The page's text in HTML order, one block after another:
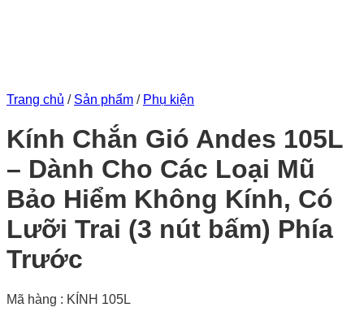
Trang chủ / Sản phẩm / Phụ kiện
Kính Chắn Gió Andes 105L
– Dành Cho Các Loại Mũ
Bảo Hiểm Không Kính, Có
Lưỡi Trai (3 nút bấm) Phía
Trước
Mã hàng : KÍNH 105L